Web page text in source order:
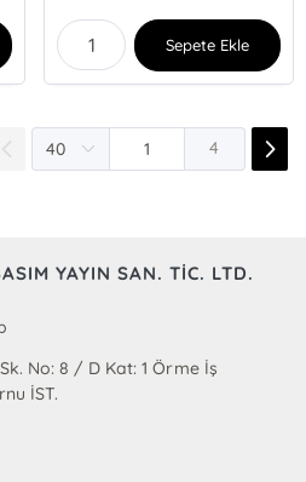
Sepete Ekle
4
YAYIN SAN. TİC. LTD.
No: 8 / D Kat: 1 Örme İş
İST.